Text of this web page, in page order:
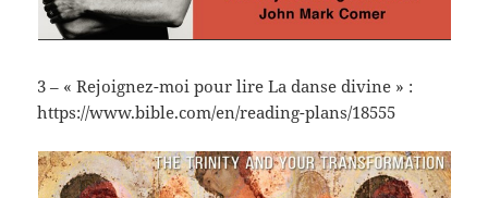
3 – « Rejoignez-moi pour lire La danse divine » :
https://www.bible.com/en/reading-plans/18555